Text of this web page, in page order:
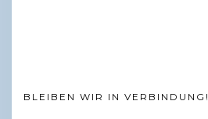
BLEIBEN WIR IN VERBINDUNG!